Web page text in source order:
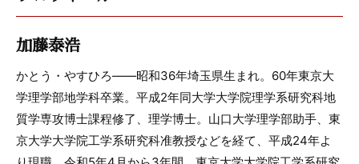
加藤泰浩
かとう・やすひろ――昭和36年埼玉県生まれ。60年東京大
学理学部地学科卒業。平成2年同大学大学院理学系研究科地
質学専攻博士課程修了、理学博士。山口大学理学部助手、東
京大学大学院工学系研究科准教授などを経て、平成24年よ